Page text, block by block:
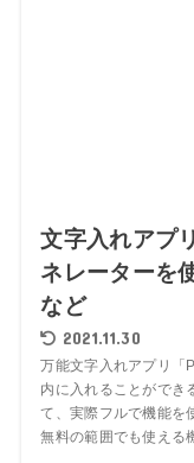
文字入れアプ
ネレーターを
など
2021.11.30
万能文字入れアプリ「
内に入れることができ
て、実際フルで機能を
無料の範囲でも使える